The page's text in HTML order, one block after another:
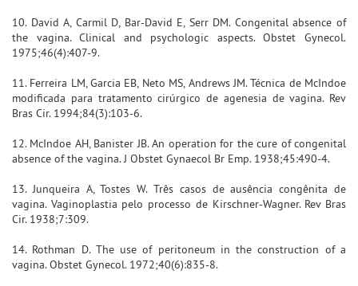
10. David A, Carmil D, Bar-David E, Serr DM. Congenital absence of
the vagina. Clinical and psychologic aspects. Obstet Gynecol.
1975;46(4):407-9.
11. Ferreira LM, Garcia EB, Neto MS, Andrews JM. Técnica de McIndoe
modificada para tratamento cirúrgico de agenesia de vagina. Rev
Bras Cir. 1994;84(3):103-6.
12. McIndoe AH, Banister JB. An operation for the cure of congenital
absence of the vagina. J Obstet Gynaecol Br Emp. 1938;45:490-4.
13. Junqueira A, Tostes W. Três casos de ausência congênita de
vagina. Vaginoplastia pelo processo de Kirschner-Wagner. Rev Bras
Cir. 1938;7:309.
14. Rothman D. The use of peritoneum in the construction of a
vagina. Obstet Gynecol. 1972;40(6):835-8.